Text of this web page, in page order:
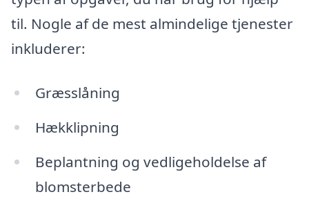
til. Nogle af de mest almindelige tjenester
inkluderer:
Græsslåning
Hækklipning
Beplantning og vedligeholdelse af
blomsterbede